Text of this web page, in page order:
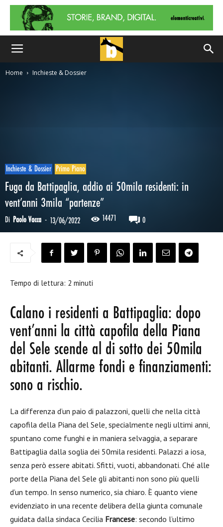
Home Inchieste & Dossier
Inchieste & Dossier Primo Piano
Fuga da Battipaglia, addio ai 50mila residenti: in
vent’anni 3mila “partenze”
Di Paolo Vacca - 13/06/2022 14471 0
Tempo di lettura: 2 minuti
Calano i residenti a Battipaglia: dopo
vent’anni la città capofila della Piana
del Sele scende al di sotto dei 50mila
abitanti. Allarme fondi e finanziamenti:
sono a rischio.
La differenza d’un paio di palazzoni, quelli che nella città
capofila della Piana del Sele, specialmente negli ultimi anni,
spuntano come funghi e in maniera selvaggia, a separare
Battipaglia dalla soglia dei 50mila residenti. Palazzi a iosa,
senza però essere abitati. Sfitti, vuoti, abbandonati. Ché alle
porte della Piana del Sele gli abitanti non sono più quelli
d’un tempo. In senso numerico, sia chiaro. È quanto viene
evidenziato in una recente delibera della giunta comunale
guidata dalla sindaca Cecilia Francese: secondo l’ultimo